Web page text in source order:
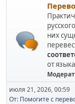
них
от
июля 21, 2026, 00:59
От: Помогите с